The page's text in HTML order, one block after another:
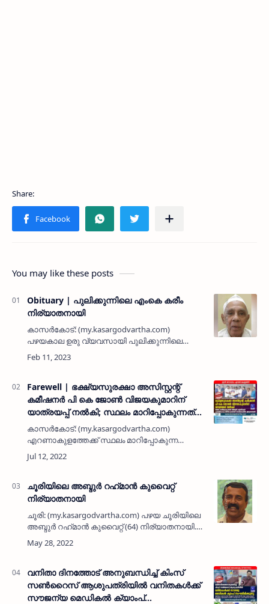
You may like these posts
Obituary | പുലിക്കുന്നിലെ എംകെ കരീം
നിര്യാതനായി
കാസര്‍കോട്: (my.kasargodvartha.com)
പഴയകാല ഉരു വ്യവസായി പുലിക്കുന്നിലെ
എംകെ കരീം (86) നിര്യാതനായി. സാമൂഹ്യ
സാംസ്‌കാരിക, വിദ്യാഭ്യാസ, കാരുണ്യ
പരേതനാ…
Farewell | ഭക്ഷ്യസുരക്ഷാ അസിസ്റ്റന്റ്
കമീഷനര്‍ പി കെ ജോണ്‍ വിജയകുമാറിന്
യാത്രയപ്പ് നല്‍കി; സ്ഥലം മാറിപ്പോകുന്നത്
നിരവധി പദ്ധതികള്‍ കാസര്‍കോട്ട്
വിജയകരമായി നടപ്പിലാക്കിയ ഉദ്യോഗസ്ഥന്‍
കാസര്‍കോട്: (my.kasargodvartha.com)
എറണാകുളത്തേക്ക് സ്ഥലം മാറിപ്പോകുന്ന
ജില്ലാ ഭക്ഷ്യസുരക്ഷാ അസിസ്റ്റന്റ് കമീഷനര്‍ പി
കെ ജോണ്‍ വിജയകുമാറിന് യാത്രയപ്പ് നല്‍കി.
ചൂരിയിലെ അബ്ദുർ റഹ്‌മാൻ കുവൈറ്റ്
നിര്യാതനായി
ചൂരി: (my.kasargodvartha.com) പഴയ ചൂരിയിലെ
അബ്ദുർ റഹ്‌മാൻ കുവൈറ്റ് (64) നിര്യാതനായി.
പ്രവാസിയായിരുന്നു. പിതാവ്: പരേതനായ
എരിയാൽ അബ്ദുല…
വനിതാ ദിനത്തോട് അനുബന്ധിച്ച് കിംസ്
സൺറൈസ് ആശുപത്രിയിൽ വനിതകൾക്ക്
സൗജന്യ മെഡികൽ ക്യാംപ്